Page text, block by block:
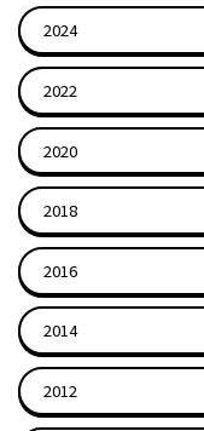
2024
2022
2020
2018
2016
2014
2012